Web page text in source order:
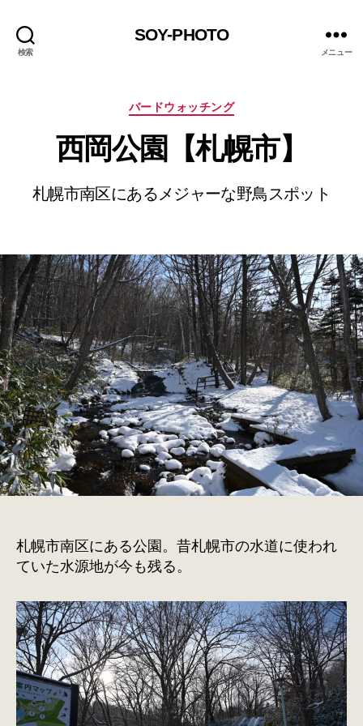
検索
SOY-PHOTO
メニュー
カ
ゴ
リ
バードウォッチング
西岡公園【札幌市】
札幌市南区にあるメジャーな野鳥スポット
札幌市南区にある公園。昔札幌市の水道に使われ
ていた水源地が今も残る。